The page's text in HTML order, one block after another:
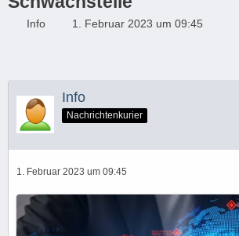
Info 1. Februar 2023 um 09:45
Info
Nachrichtenkurier
1. Februar 2023 um 09:45